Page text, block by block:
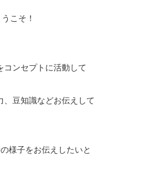
こそ！
コンセプトに活動して
、豆知識などお伝えして
様子をお伝えしたいと